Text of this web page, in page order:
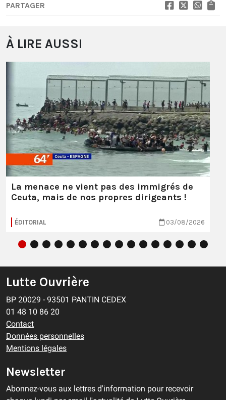
PARTAGER
À LIRE AUSSI
La menace ne vient pas des immigrés de
Ceuta, mais de nos propres dirigeants !
ÉDITORIAL 03/08/2026
Lutte Ouvrière
BP 20029 - 93501 PANTIN CEDEX
01 48 10 86 20
Contact
Données personnelles
Mentions légales
Newsletter
Abonnez-vous aux lettres d'information pour recevoir